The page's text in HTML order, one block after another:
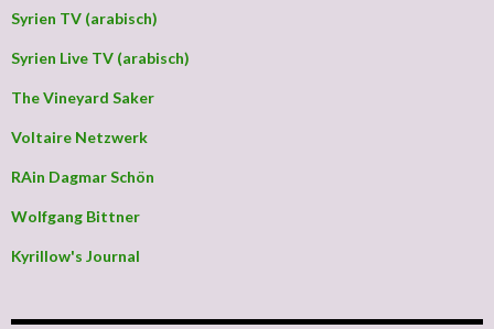
Syrien TV (arabisch)
Syrien Live TV (arabisch)
The Vineyard Saker
Voltaire Netzwerk
RAin Dagmar Schön
Wolfgang Bittner
Kyrillow's Journal